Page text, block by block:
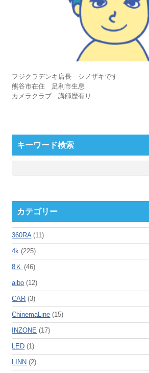
フジクラデンキ店長 シノザキです
熊谷市在住 足利市生息
カメラクラブ 講師歴有り
キーワード検索
カテゴリー
360RA (11)
4k (225)
8Ｋ (46)
aibo (12)
CAR (3)
ChinemaLine (15)
INZONE (17)
LED (1)
LINN (2)